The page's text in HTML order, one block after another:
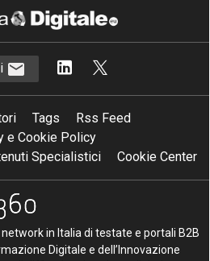
Tags
Rss Feed
e Cookie Policy
Specialistici
Cookie Center
in Italia di testate e portali B2B
Digitale e dell’Innovazione